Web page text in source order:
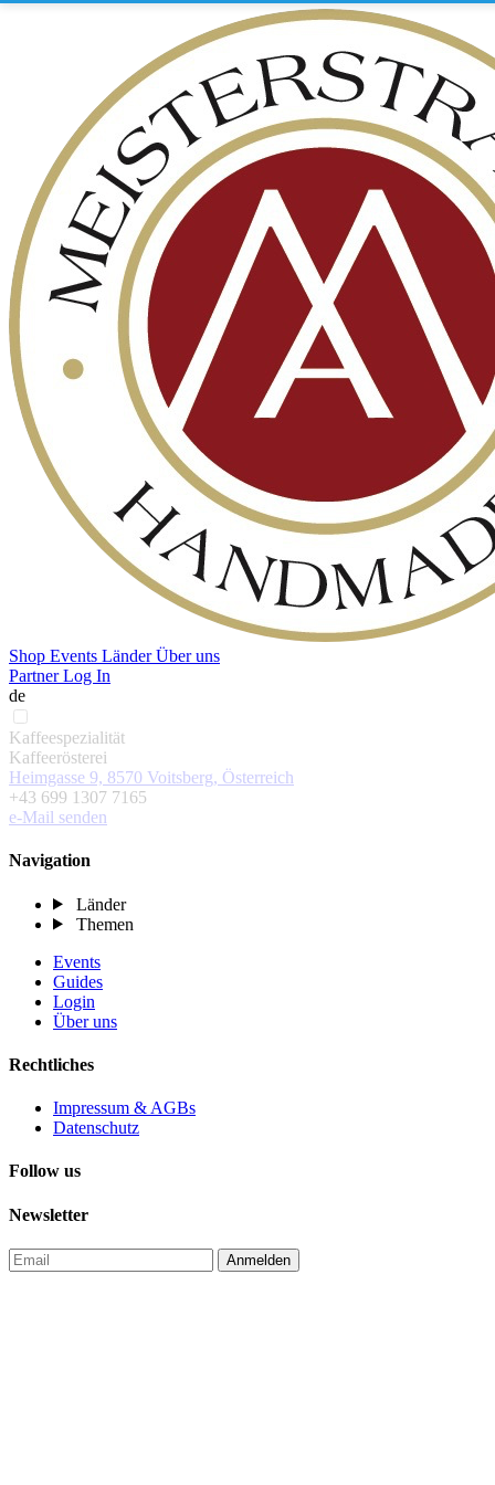
Shop Events LänderÜber uns
Partner Log In
de
Kaffeespezialität
Kaffeerösterei
Heimgasse 9, 8570 Voitsberg, Österreich
+43 699 1307 7165
e-Mail senden
Navigation
Länder
Themen
Events
Guides
Login
Über uns
Rechtliches
Impressum & AGBs
Datenschutz
Follow us
Newsletter
Anmelden